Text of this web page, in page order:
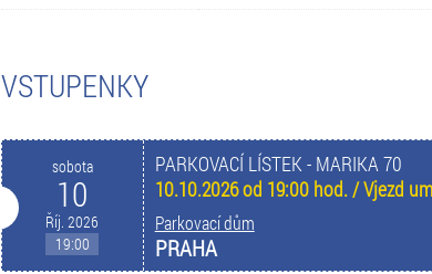
VSTUPENKY
sobota
10
Říj. 2026
19:00
PARKOVACÍ LÍSTEK - MARIKA 70
10.10.2026 od 19:00 hod. / Vjezd
Parkovací dům
PRAHA